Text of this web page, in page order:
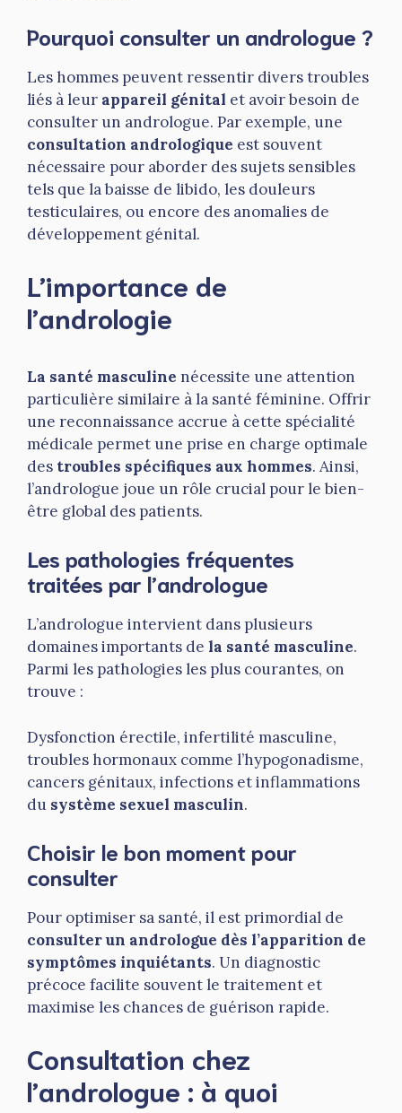
Pourquoi consulter un andrologue ?
Les hommes peuvent ressentir divers troubles
liés à leur appareil génital et avoir besoin de
consulter un andrologue. Par exemple, une
consultation andrologique est souvent
nécessaire pour aborder des sujets sensibles
tels que la baisse de libido, les douleurs
testiculaires, ou encore des anomalies de
développement génital.
L’importance de
l’andrologie
La santé masculine nécessite une attention
particulière similaire à la santé féminine. Offrir
une reconnaissance accrue à cette spécialité
médicale permet une prise en charge optimale
des troubles spécifiques aux hommes. Ainsi,
l’andrologue joue un rôle crucial pour le bien-
être global des patients.
Les pathologies fréquentes
traitées par l’andrologue
L’andrologue intervient dans plusieurs
domaines importants de la santé masculine.
Parmi les pathologies les plus courantes, on
trouve :
Dysfonction érectile, infertilité masculine,
troubles hormonaux comme l’hypogonadisme,
cancers génitaux, infections et inflammations
du système sexuel masculin.
Choisir le bon moment pour
consulter
Pour optimiser sa santé, il est primordial de
consulter un andrologue dès l’apparition de
symptômes inquiétants. Un diagnostic
précoce facilite souvent le traitement et
maximise les chances de guérison rapide.
Consultation chez
l’andrologue : à quoi